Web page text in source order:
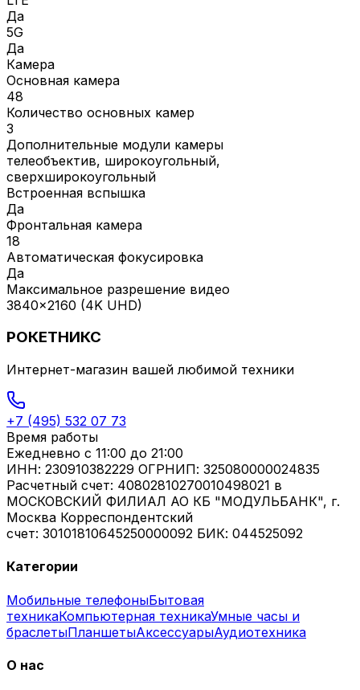
Да
5G
Да
Камера
Основная камера
48
Количество основных камер
3
Дополнительные модули камеры
телеобъектив, широкоугольный,
сверхширокоугольный
Встроенная вспышка
Да
Фронтальная камера
18
Автоматическая фокусировка
Да
Максимальное разрешение видео
3840x2160 (4K UHD)
РОКЕТНИКС
Интернет-магазин вашей любимой техники
+7 (495) 532 07 73
Время работы
Ежедневно с 11:00 до 21:00
ИНН: 230910382229 ОГРНИП: 325080000024835
Расчетный счет: 40802810270010498021 в
МОСКОВСКИЙ ФИЛИАЛ АО КБ "МОДУЛЬБАНК", г.
Москва Корреспондентский
счет: 30101810645250000092 БИК: 044525092
Категории
Мобильные телефоныБытовая
техникаКомпьютерная техникаУмные часы и
браслетыПланшетыАксессуарыАудиотехника
О нас